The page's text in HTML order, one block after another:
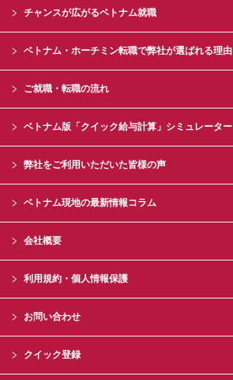
チャンスが広がるベトナム就職
ベトナム・ホーチミン転職で弊社が選ばれる理由
ご就職・転職の流れ
ベトナム版「クイック給与計算」シミュレーター
弊社をご利用いただいた皆様の声
ベトナム現地の最新情報コラム
会社概要
利用規約・個人情報保護
お問い合わせ
クイック登録